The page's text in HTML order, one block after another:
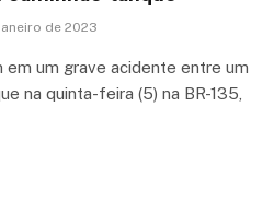
de 2023
em um grave acidente entre um
na quinta-feira (5) na BR-135,